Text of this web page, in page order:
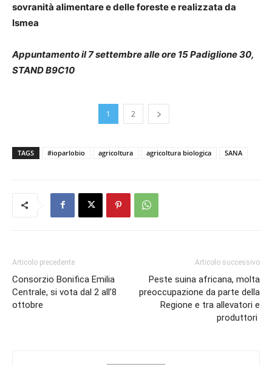
sovranità alimentare e delle foreste e realizzata da
Ismea
Appuntamento il 7 settembre alle ore 15 Padiglione 30,
STAND B9C10
1 2
TAGS #ioparlobio agricoltura agricoltura biologica SANA
Articolo precedente
Consorzio Bonifica Emilia
Centrale, si vota dal 2 all’8
ottobre
Articolo successivo
Peste suina africana, molta
preoccupazione da parte della
Regione e tra allevatori e
produttori